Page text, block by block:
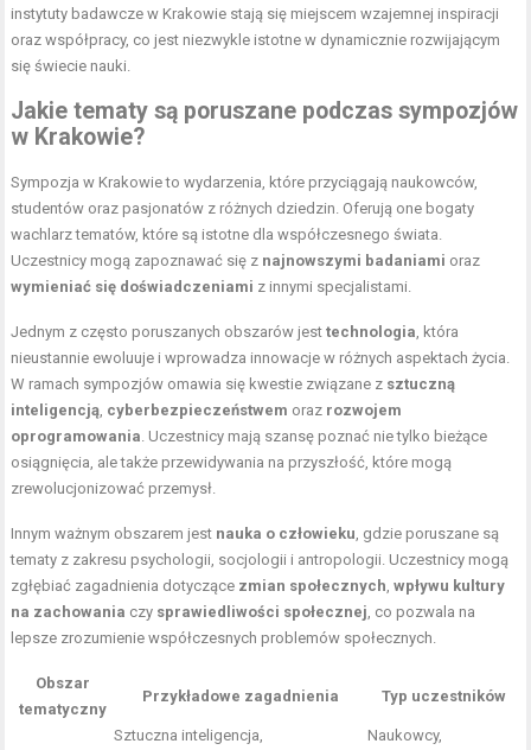
instytuty badawcze w Krakowie stają się miejscem wzajemnej inspiracji
oraz współpracy, co jest niezwykle istotne w dynamicznie rozwijającym
się świecie nauki.
Jakie tematy są poruszane podczas sympozjów
w Krakowie?
Sympozja w Krakowie to wydarzenia, które przyciągają naukowców,
studentów oraz pasjonatów z różnych dziedzin. Oferują one bogaty
wachlarz tematów, które są istotne dla współczesnego świata.
Uczestnicy mogą zapoznawać się z najnowszymi badaniami oraz
wymieniać się doświadczeniami z innymi specjalistami.
Jednym z często poruszanych obszarów jesttechnologia , która
nieustannie ewoluuje i wprowadza innowacje w różnych aspektach życia.
W ramach sympozjów omawia się kwestie związane z sztuczną
inteligencją cyberbezpieczeństwem oraz rozwojem
oprogramowania . Uczestnicy mają szansę poznać nie tylko bieżące
osiągnięcia, ale także przewidywania na przyszłość, które mogą
zrewolucjonizować przemysł.
Innym ważnym obszarem jest nauka o człowieku , gdzie poruszane są
tematy z zakresu psychologii, socjologii i antropologii. Uczestnicy mogą
zgłębiać zagadnienia dotyczące zmian społecznych ,wpływu kultury
na zachowania czy sprawiedliwości społecznej , co pozwala na
lepsze zrozumienie współczesnych problemów społecznych.
Obszar
tematyczny
Przykładowe zagadnienia Typ uczestników
Sztuczna inteligencja,
Naukowcy,